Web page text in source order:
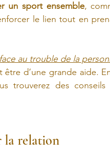
un sport ensemble,
le lien tout en
être d’une grande aide.
trouverez des
la relation